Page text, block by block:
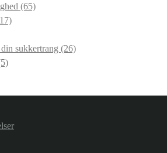
(65)
sukkertrang (26)